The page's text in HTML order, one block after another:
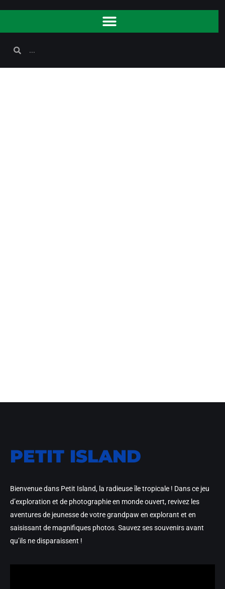
PETIT ISLAND
Bienvenue dans Petit Island, la radieuse île tropicale ! Dans ce jeu
d’exploration et de photographie en monde ouvert, revivez les
aventures de jeunesse de votre grandpaw en explorant et en
saisissant de magnifiques photos. Sauvez ses souvenirs avant
qu’ils ne disparaissent !